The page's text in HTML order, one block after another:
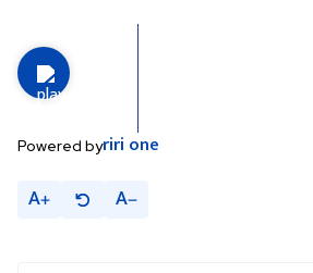
Powered byriri one
A A